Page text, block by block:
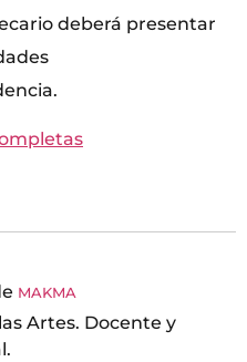
deberá presentar
MAKMA
Artes. Docente y